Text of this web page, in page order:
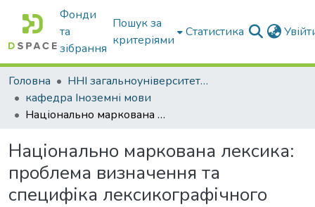
Фонди
та
зібрання
Пошук за
критеріями
Статистика
Головна
ННІ загальноуніверситетської підготовки
кафедра Іноземні мови
Національно маркована лексика: проблема визначення та специфіка лексикографічного опрацювання в шотландсько-англійських словниках
Національно маркована лексика:
проблема визначення та
специфіка лексикографічного